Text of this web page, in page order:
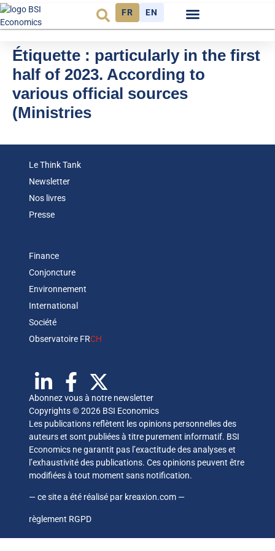
FR EN
Étiquette : particularly in the first
half of 2023. According to
various official sources
(Ministries
Le Think Tank
Newsletter
Nos livres
Presse
Finance
Conjoncture
Environnement
International
Société
Observatoire FRCH
Abonnez vous à notre newsletter
Copyrights © 2026 BSI Economics
Les publications reflètent les opinions personnelles des
auteurs et sont publiées à titre purement informatif. BSI
Economics ne garantit pas l’exactitude des analyses et
l’exhaustivité des publications. Ces opinions peuvent être
modifiées à tout moment sans notification.
— ce site a été réalisé par kreaxion.com —
règlement RGPD